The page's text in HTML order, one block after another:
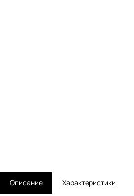
Описание Характеристики